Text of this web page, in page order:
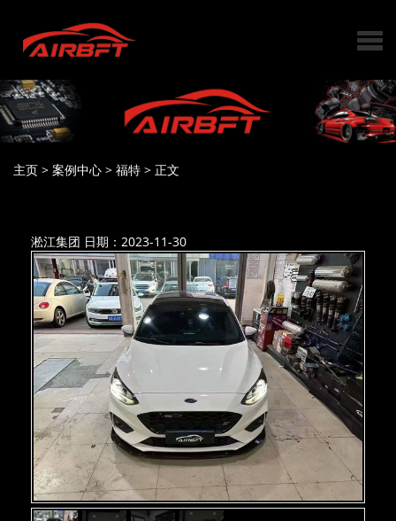
主页 > 案例中心 > 福特 > 正文
淞江集团 日期：2023-11-30